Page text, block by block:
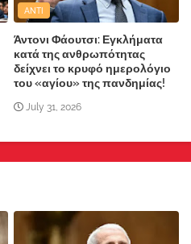
ANTI
Άντονι Φάουτσι: Εγκλήματα
κατά της ανθρωπότητας
δείχνει το κρυφό ημερολόγιο
του «αγίου» της πανδημίας!
July 31, 2026